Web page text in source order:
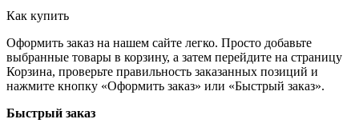
Как купить
Оформить заказ на нашем сайте легко. Просто добавьте
выбранные товары в корзину, а затем перейдите на страницу
Корзина, проверьте правильность заказанных позиций и
нажмите кнопку «Оформить заказ» или «Быстрый заказ».
Быстрый заказ